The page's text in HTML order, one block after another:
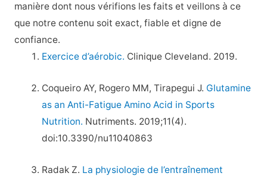
manière dont nous vérifions les faits et veillons à ce
que notre contenu soit exact, fiable et digne de
confiance.
Exercice d’aérobic. Clinique Cleveland. 2019.
Coqueiro AY, Rogero MM, Tirapegui J. Glutamine
as an Anti-Fatigue Amino Acid in Sports
Nutrition. Nutriments. 2019;11(4).
doi:10.3390/nu11040863
Radak Z. La physiologie de l’entraînement